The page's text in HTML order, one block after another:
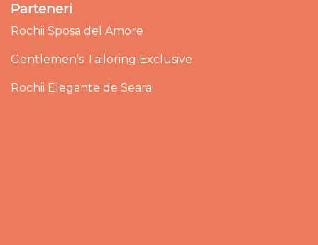
Parteneri
Rochii Sposa del Amore
Gentlemen’s Tailoring Exclusive
Rochii Elegante de Seara